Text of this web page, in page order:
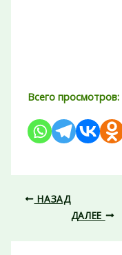
Всего просмотров:
НАЗАД
ДАЛЕЕ